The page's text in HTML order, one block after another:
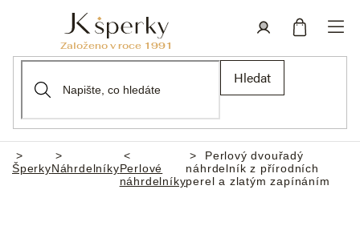
Hledat
Domů
ŠperkyNáhrdelníkyPerlové
náhrdelníky
Perlový dvouřadý
náhrdelník z přírodních
perel a zlatým zapínáním